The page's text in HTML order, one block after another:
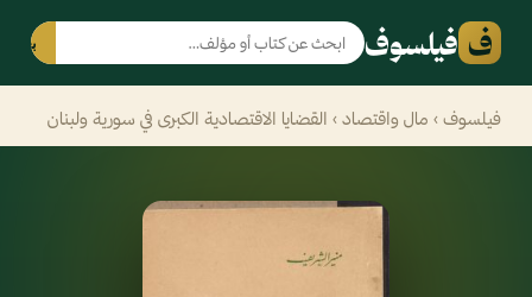
ف فيلسوف بحث
فيلسوف › مال واقتصاد › القضايا الاقتصادية الكبرى في سورية ولبنان